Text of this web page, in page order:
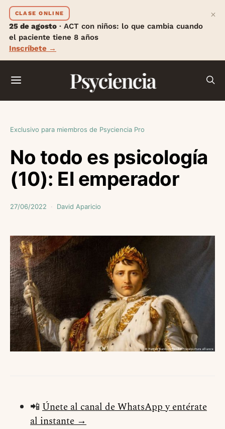
CLASE ONLINE
25 de agosto · ACT con niños: lo que cambia cuando
el paciente tiene 8 años
Inscríbete →
×
Psyciencia
Exclusivo para miembros de Psyciencia Pro
No todo es psicología
(10): El emperador
27/06/2022 David Aparicio
📲 Únete al canal de WhatsApp y entérate
al instante →